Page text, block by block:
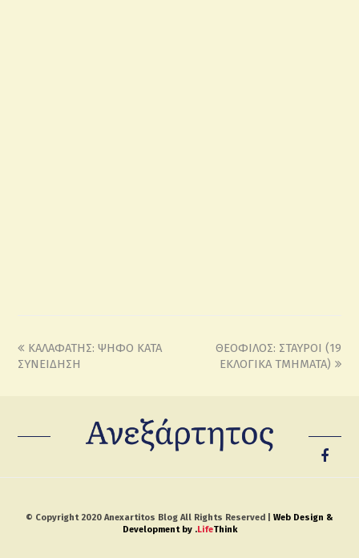
ΚΑΛΑΦΑΤΗΣ: ΨΗΦΟ ΚΑΤΑ
ΣΥΝΕΙΔΗΣΗ
ΘΕΟΦΙΛΟΣ: ΣΤΑΥΡΟΙ (19
ΕΚΛΟΓΙΚΑ ΤΜΗΜΑΤΑ)
© Copyright 2020 Anexartitos Blog All Rights Reserved | Web Design &
Development by .LifeThink